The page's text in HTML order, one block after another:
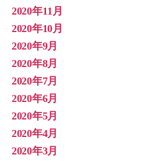
2020年11月
2020年10月
2020年9月
2020年8月
2020年7月
2020年6月
2020年5月
2020年4月
2020年3月